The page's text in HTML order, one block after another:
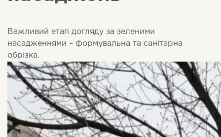
Важливий етап догляду за зеленими
насадженнями – формувальна та санітарна
обрізка.